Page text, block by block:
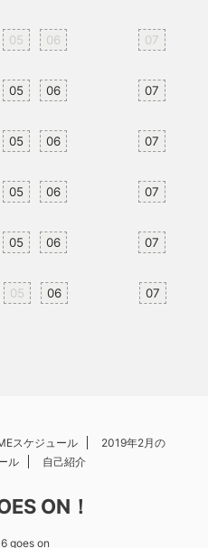
05 06
07
05 06
07
05 06
07
05 06
07
05 06
07
05 06
07
スケジュール
2019年2月の
ル
自己紹介
ON！
goes on